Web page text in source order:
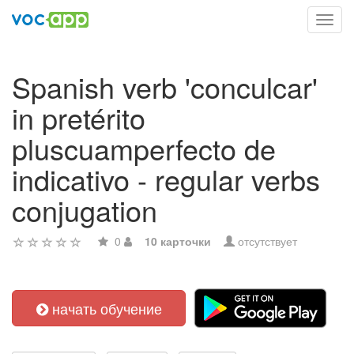
Spanish verb 'conculcar'
in pretérito
pluscuamperfecto de
indicativo - regular verbs
conjugation
0 10 карточки отсутствует
начать обучение